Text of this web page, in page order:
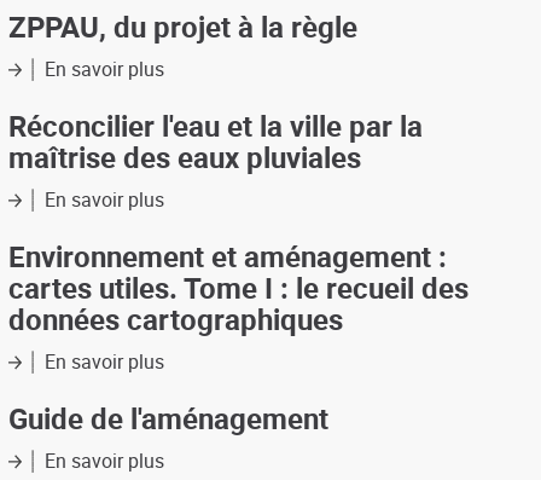
la
réalisation
maîtrise
des
eaux
:
des
solutions
tuyau"
l'agglomération
de
Bordeaux
ZPPAU, du projet à la règle
En savoir plussur
du
projet
à
règle
Réconcilier l'eau et la ville par la
maîtrise des eaux pluviales
En savoir plussur
l'eau
et
la
ville
la
des
pluviales
Environnement et aménagement :
cartes utiles. Tome I : le recueil des
données cartographiques
En savoir plussur
et
aménagement
:
Guide de l'aménagement
En savoir plussur